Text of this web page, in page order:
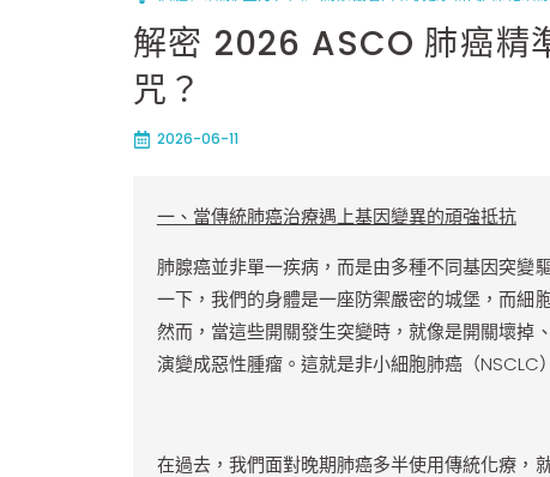
解密 2026 ASCO 肺癌精
咒？
2026-06-11
一、當傳統肺癌治療遇上基因變異的頑強抵抗
肺腺癌並非單一疾病，而是由多種不同基因突變
一下，我們的身體是一座防禦嚴密的城堡，而細
然而，當這些開關發生突變時，就像是開關壞掉
演變成惡性腫瘤。這就是非小細胞肺癌（NSCLC
在過去，我們面對晚期肺癌多半使用傳統化療，